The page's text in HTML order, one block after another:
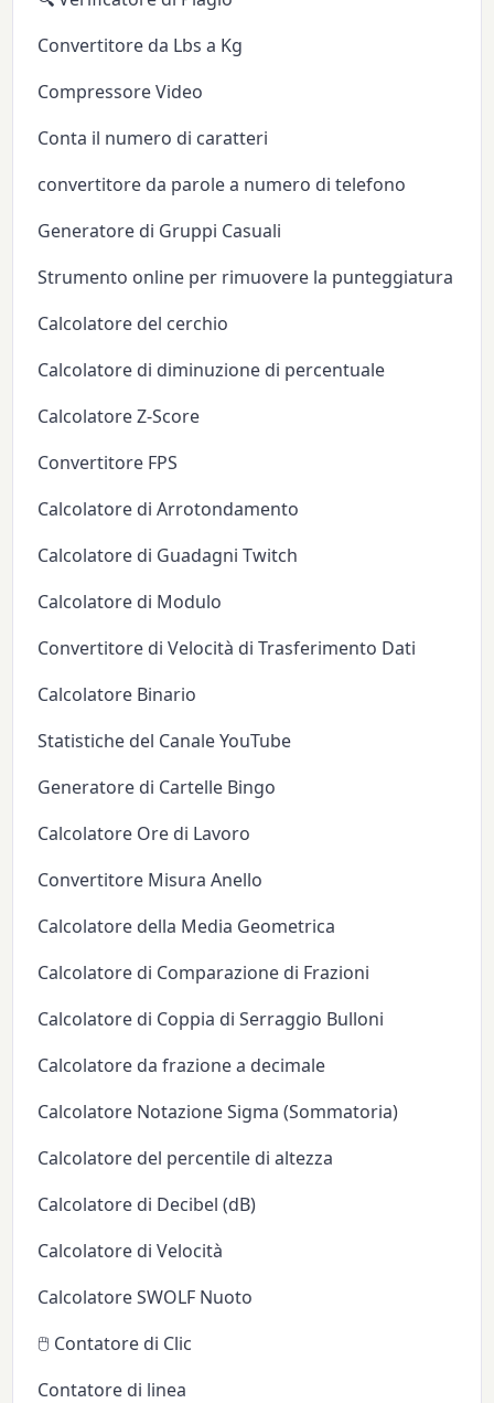
Convertitore da Lbs a Kg
Compressore Video
Conta il numero di caratteri
convertitore da parole a numero di telefono
Generatore di Gruppi Casuali
Strumento online per rimuovere la punteggiatura
Calcolatore del cerchio
Calcolatore di diminuzione di percentuale
Calcolatore Z-Score
Convertitore FPS
Calcolatore di Arrotondamento
Calcolatore di Guadagni Twitch
Calcolatore di Modulo
Convertitore di Velocità di Trasferimento Dati
Calcolatore Binario
Statistiche del Canale YouTube
Generatore di Cartelle Bingo
Calcolatore Ore di Lavoro
Convertitore Misura Anello
Calcolatore della Media Geometrica
Calcolatore di Comparazione di Frazioni
Calcolatore di Coppia di Serraggio Bulloni
Calcolatore da frazione a decimale
Calcolatore Notazione Sigma (Sommatoria)
Calcolatore del percentile di altezza
Calcolatore di Decibel (dB)
Calcolatore di Velocità
Calcolatore SWOLF Nuoto
🖱️ Contatore di Clic
Contatore di linea